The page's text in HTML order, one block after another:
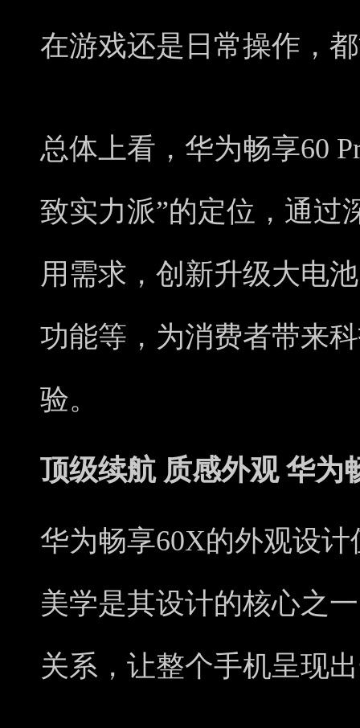
在游戏还是日常操作，
总体上看，华为畅享60
致实力派”的定位，通过
用需求，创新升级大电
功能等，为消费者带来
验。
顶级续航 质感外观 华为
华为畅享60X的外观设
美学是其设计的核心之
关系，让整个手机呈现